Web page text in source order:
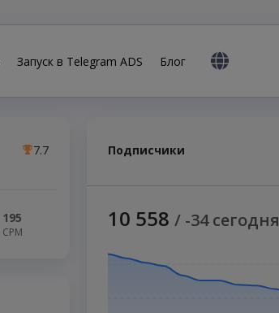
Запуск в Telegram ADS Блог
7.7
195
СРМ
Подписчики
10 558 / -34 сегодня